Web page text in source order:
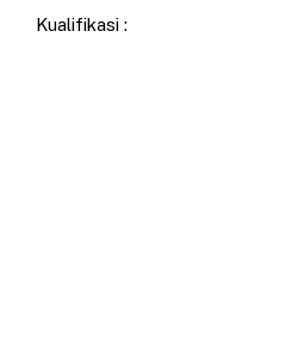
Kualifikasi :